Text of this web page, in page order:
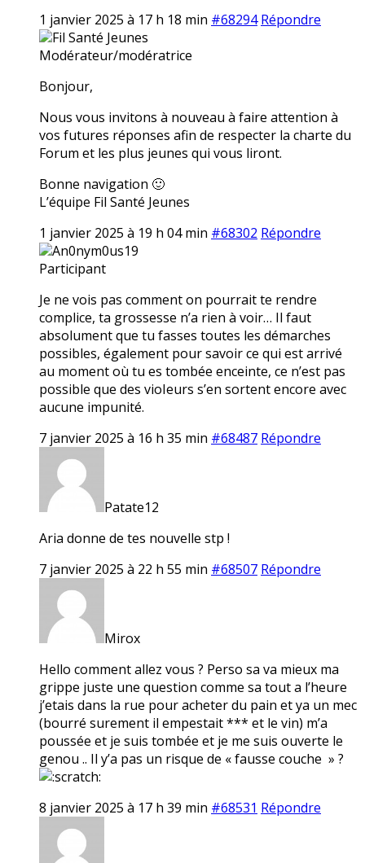
1 janvier 2025 à 17 h 18 min #68294 Répondre
Fil Santé Jeunes
Modérateur/modératrice
Bonjour,
Nous vous invitons à nouveau à faire attention à
vos futures réponses afin de respecter la charte du
Forum et les plus jeunes qui vous liront.
Bonne navigation 🙂
L’équipe Fil Santé Jeunes
1 janvier 2025 à 19 h 04 min #68302 Répondre
An0nym0us19
Participant
Je ne vois pas comment on pourrait te rendre
complice, ta grossesse n’a rien à voir… Il faut
absolument que tu fasses toutes les démarches
possibles, également pour savoir ce qui est arrivé
au moment où tu es tombée enceinte, ce n’est pas
possible que des vioIeurs s’en sortent encore avec
aucune impunité.
7 janvier 2025 à 16 h 35 min #68487 Répondre
Patate12
Aria donne de tes nouvelle stp !
7 janvier 2025 à 22 h 55 min #68507 Répondre
Mirox
Hello comment allez vous ? Perso sa va mieux ma
grippe juste une question comme sa tout a l’heure
j’etais dans la rue pour acheter du pain et ya un mec
(bourré surement il empestait *** et le vin) m’a
poussée et je suis tombée et je me suis ouverte le
genou .. Il y’a pas un risque de « fausse couche » ?
8 janvier 2025 à 17 h 39 min #68531 Répondre